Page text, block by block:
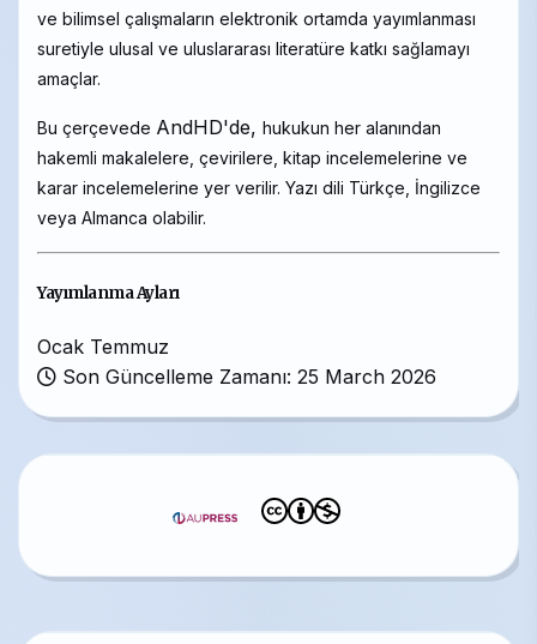
ve bilimsel çalışmaların elektronik ortamda yayımlanması
suretiyle ulusal ve uluslararası literatüre katkı sağlamayı
amaçlar.
Bu çerçevede AndHD'de, hukukun her alanından
hakemli makalelere, çevirilere, kitap incelemelerine ve
karar incelemelerine yer verilir. Yazı dili Türkçe, İngilizce
veya Almanca olabilir.
Yayımlanma Ayları
Ocak Temmuz
Son Güncelleme Zamanı: 25 March 2026